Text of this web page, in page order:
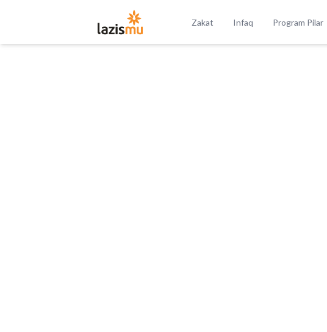
Zakat Infaq Program Pilar